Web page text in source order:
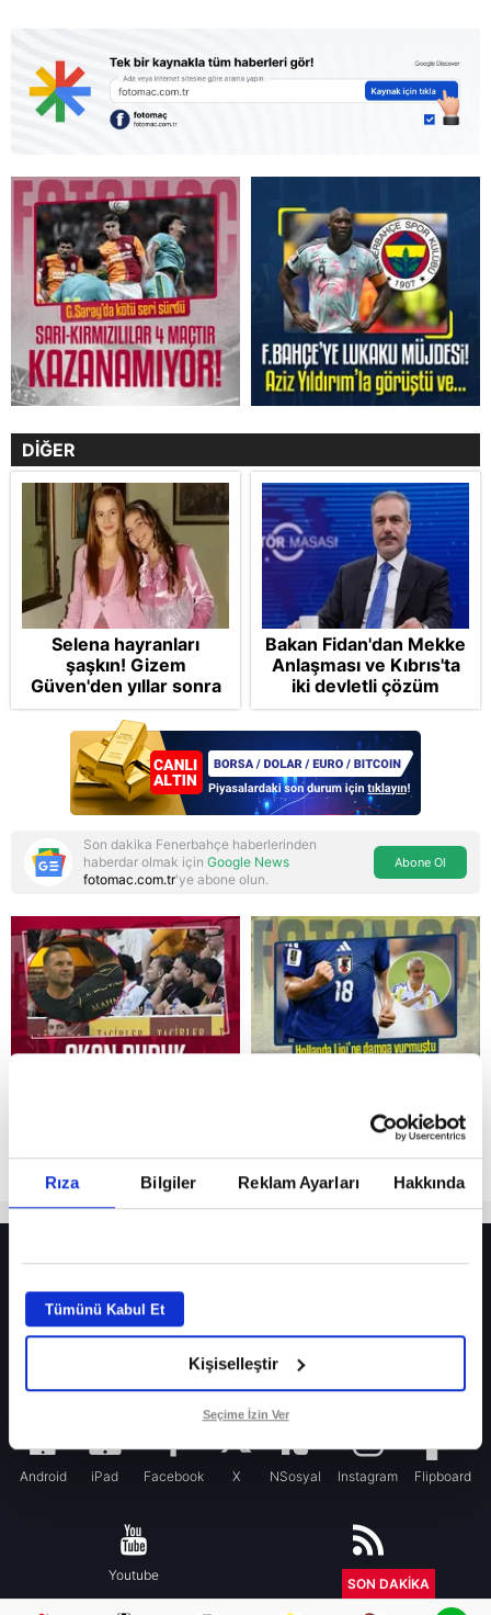
Rıza Bilgiler Reklam Ayarları Hakkında
Tümünü Kabul Et
Kişiselleştir
Seçime İzin Ver
Reddet
DİĞER
Selena hayranları
şaşkın! Gizem
Güven'den yıllar sonra
gelen Cansu Demirci
itirafı! "Konuşmuyoruz"
Bakan Fidan'dan Mekke
Anlaşması ve Kıbrıs'ta
iki devletli çözüm
mesajı: Bize
saldırmayan hiçbir ülke
hedefimizde değil
Son dakika Fenerbahçe haberlerinden
haberdar olmak için Google News
fotomac.com.tr'ye abone olun.
Abone Ol
Fenerbahçe’de sürpriz ayrılık ihtimali! Devre arasında gelmişti
Fenerbahçe’nin yeni transferi Mason Greenwood için olay sözler!
Galatasaray’da rota yeniden Thiago Almada!
Android iPad Facebook X NSosyal Instagram Flipboard
Youtube RSS
SON DAKİKA